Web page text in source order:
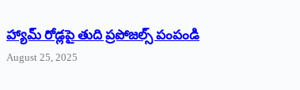
హ్యామ్‌ రోడ్లపై తుది ప్రపోజల్స్‌ పంపండి
August 25, 2025